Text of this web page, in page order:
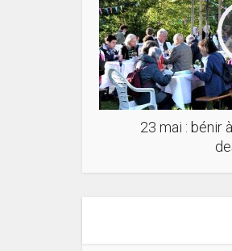
23 mai : bénir